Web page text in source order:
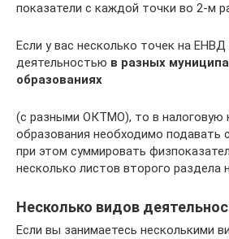
показатели с каждой точки во 2-м
Если у вас несколько точек на
деятельностью в разных
образованиях
(с разными ОКТМО), то в налоговую
образования необходимо подавать
при этом суммировать
несколько листов второго раздела
Несколько видов
Если вы занимаетесь несколькими